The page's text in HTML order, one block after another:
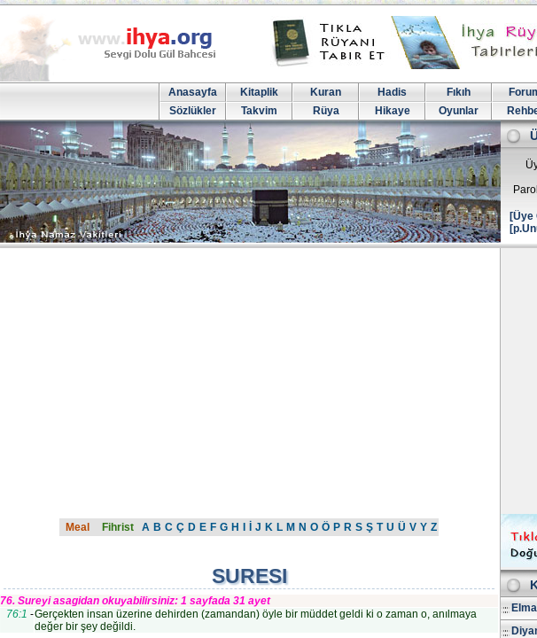
Anasayfa Kitaplik Kuran Hadis Fıkıh
Sözlükler
Takvim Rüya Hikaye Oyunlar
[Üye
Meal Fihrist A B C Ç D E F G H J K L M N O Ö P R S Ş T U Ü V Y Z
SURESI
76. Sureyi asagidan okuyabilirsiniz: 1 sayfada 31 ayet
76:1 -Gerçekten insan üzerine dehirden (zamandan) öyle bir müddet geldi ki o zaman o, anılmaya
değer bir şey değildi.